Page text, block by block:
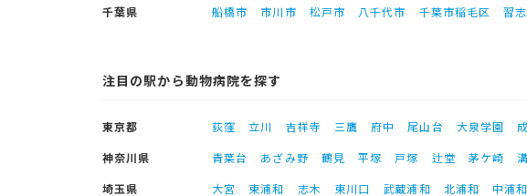
千葉県
船橋市 市川市 松戸市 八千代市 千葉市稲毛区 習
注目の駅から動物病院を探す
東京都 荻窪 立川 吉祥寺 三鷹 府中 尾山台 大泉学園
神奈川県
青葉台 あざみ野 鶴見 平塚 戸塚 辻堂 茅ケ崎
埼玉県
大宮 東浦和 志木 東川口 武蔵浦和 北浦和 中浦和